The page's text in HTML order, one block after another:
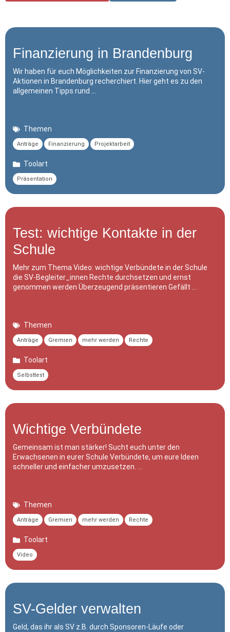
Finanzierung in Brandenburg
Wir haben für euch Möglichkeiten zur Finanzierung von SV-
Aktionen in Brandenburg recherchiert. Hier geht es zu den
allgemeinen Tipps rund …
Themen
Anträge Finanzierung Projektarbeit
Toolart
Präsentation
Test: wichtige Kontakte in der
Schule
Mehr zum Thema Video: wichtige Verbündete in der Schule
die SV-Begleiter_innen Rechte durchsetzen und ernst
genommen werden Überzeugend präsentieren Gefällt …
Themen
Anträge Gremien mehr werden Rechte
Toolart
Selbsttest
Wichtige Verbündete
Gemeinsam ist man stärker! Sucht euch unter den
Erwachsenen in eurer Schule Verbündete, um eure Ideen
schneller und einfacher umzusetzen. …
Themen
Anträge Gremien mehr werden Rechte
Toolart
Video
SV-Gelder verwalten
Geld, das ihr als SV z.B. durch Sponsoren-Läufe oder